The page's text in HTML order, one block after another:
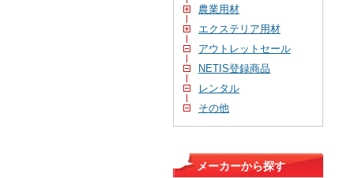
農業用材
エクステリア用材
アウトレットセール
NETIS登録商品
レンタル
その他
メーカーから探す